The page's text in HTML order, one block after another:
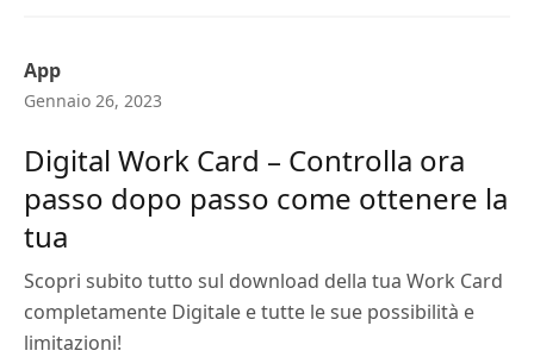
App
Gennaio 26, 2023
Digital Work Card – Controlla ora
passo dopo passo come ottenere la
tua
Scopri subito tutto sul download della tua Work Card
completamente Digitale e tutte le sue possibilità e
limitazioni!